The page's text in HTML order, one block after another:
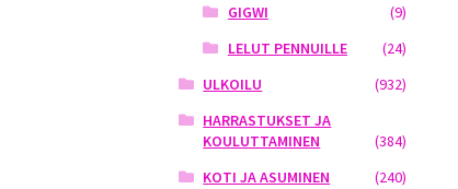
GIGWI
(9)
LELUT PENNUILLE
(24)
ULKOILU
(932)
HARRASTUKSET JA
KOULUTTAMINEN
(384)
KOTI JA ASUMINEN
(240)